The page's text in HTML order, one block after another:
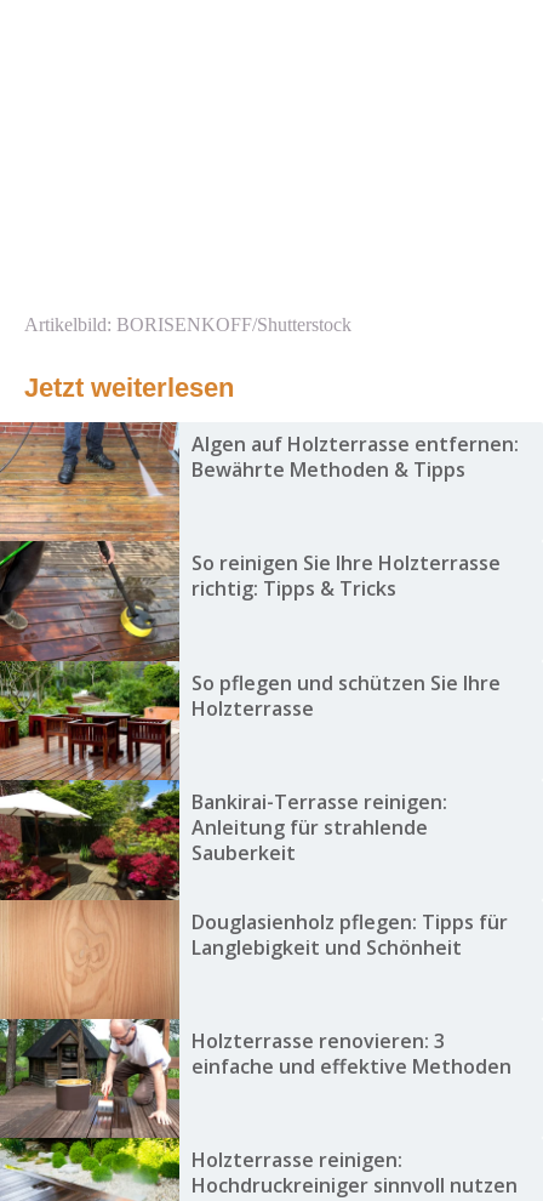
Artikelbild: BORISENKOFF/Shutterstock
Jetzt weiterlesen
Algen auf Holzterrasse entfernen:
Bewährte Methoden & Tipps
So reinigen Sie Ihre Holzterrasse
richtig: Tipps & Tricks
So pflegen und schützen Sie Ihre
Holzterrasse
Bankirai-Terrasse reinigen:
Anleitung für strahlende
Sauberkeit
Douglasienholz pflegen: Tipps für
Langlebigkeit und Schönheit
Holzterrasse renovieren: 3
einfache und effektive Methoden
Holzterrasse reinigen:
Hochdruckreiniger sinnvoll nutzen